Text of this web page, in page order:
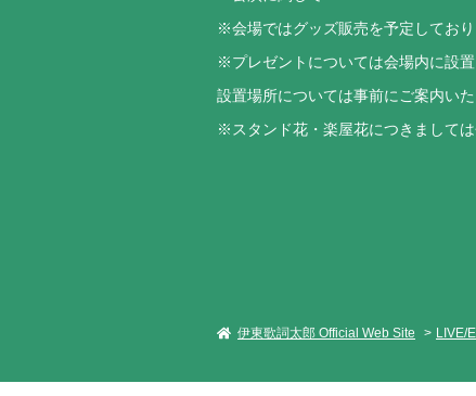
※会場ではグッズ販売を予定してお
※プレゼントについては会場内に設
設置場所については事前にご案内い
※スタンド花・楽屋花につきまして
伊東歌詞太郎 Official Web Site LIVE/